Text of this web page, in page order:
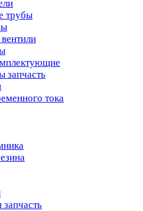
трубы
запчасть
тока